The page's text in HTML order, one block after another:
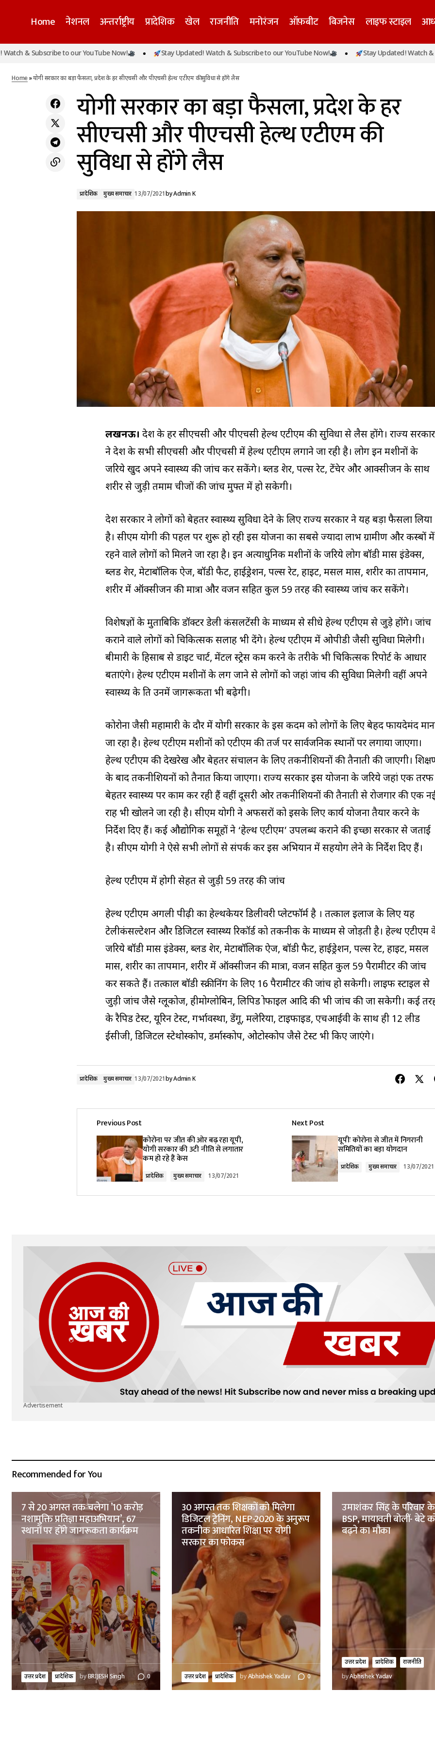
Home नेशनल अन्तर्राष्ट्रीय प्रादेशिक खेल राजनीति मनोरंजन ऑफ़बीट बिजनेस लाइफ स्टाइल
कोरोना पर जीत की ओर बढ़ रहा यूपी, योगी सरकार की
प्रादेशिक
योगी सरकार का बड़ा फैसला, प्रदेश के हर सीएचसी और पीएचसी
Subscribe to our YouTube Now! Stay Updated! Watch & Subscribe to our YouTube Now! Stay Updated! Watch &
Home»योगी सरकार का बड़ा फैसला, प्रदेश के हर सीएचसी और पीएचसी हेल्‍थ एटीएम की सुविधा से होंगे लैस
योगी सरकार का बड़ा फैसला, प्रदेश के हर
सीएचसी और पीएचसी हेल्‍थ एटीएम की
सुविधा से होंगे लैस
प्रादेशिक मुख्य समाचार 13/07/2021byAdmin K
लखनऊ। प्रदेश के हर सीएचसी और पीएचसी हेल्‍थ एटीएम की सुविधा से लैस होंगे। राज्‍य सरकार
ने प्रदेश के सभी सीएचसी और पीएचसी में हेल्‍थ एटीएम लगाने जा रही है। लोग इन मशीनों के
जरिये खुद अपने स्‍वास्‍थ्‍य की जांच कर सकेंगे। ब्‍लड प्रेशर, पल्‍स रेट, टेंप्रेचर और आक्‍सीजन के साथ
शरीर से जुड़ी तमाम चीजों की जांच मुफ्त में हो सकेगी।
प्रदेश सरकार ने लोगों को बेहतर स्‍वास्‍थ्‍य सुविधा देने के लिए राज्‍य सरकार ने यह बड़ा फैसला लिया
है। सीएम योगी की पहल पर शुरू हो रही इस योजना का सबसे ज्‍यादा लाभ ग्रामीण और कस्‍बों में
रहने वाले लोगों को मिलने जा रहा है। इन अत्याधुनिक मशीनों के जरिये लोग बॉडी मास इंडेक्स,
ब्लड प्रेशर, मेटाबॉलिक ऐज, बॉडी फैट, हाईड्रेशन, पल्स रेट, हाइट, मसल मास, शरीर का तापमान,
शरीर में ऑक्सीजन की मात्रा और वजन सहित कुल 59 तरह की स्‍वास्‍थ्‍य जांच कर सकेंगे।
विशेषज्ञों के मुताबिक‍ि डॉक्टर डेली कंसलटेंसी के माध्यम से सीधे हेल्थ एटीएम से जुड़े होंगे। जांच
कराने वाले लोगों को चिकित्‍सक सलाह भी देंगे। हेल्‍थ एटीएम में ओपीडी जैसी सुविधा मिलेगी।
बीमारी के हिसाब से डाइट चार्ट, मेंटल स्ट्रेस कम करने के तरीके भी चिकित्‍सक रिपोर्ट के आधार
बताएंगे। हेल्‍थ एटीएम मशीनों के लग जाने से लोगों को जहां जांच की सुविधा मिलेगी वहीं अपने
स्‍वास्‍थ्‍य के प्रति उनमें जागरूकता भी बढ़ेगी।
कोरोना जैसी महामारी के दौर में योगी सरकार के इस कदम को लोगों के लिए बेहद फायदेमंद
जा रहा है। हेल्‍थ एटीएम मशीनों को एटीएम की तर्ज पर सार्वजनिक स्‍थानों पर लगाया जाएगा।
हेल्‍थ एटीएम की देखरेख और बेहतर संचालन के लिए तकनीशियनों की तैनाती की जाएगी।
के बाद तकनीशियनों को तैनात किया जाएगा। राज्‍य सरकार इस योजना के जरिये जहां एक तरफ
बेहतर स्‍वास्‍थ्‍य पर काम कर रही हैं वहीं दूसरी ओर तकनीशियनों की तैनाती से रोजगार की एक
राह भी खोलने जा रही है। सीएम योगी ने अफसरों को इसके लिए कार्य योजना तैयार करने के
निर्देश दिए हैं। कई औद्योगिक समूहों ने ‘हेल्थ एटीएम’ उपलब्ध कराने की इच्‍छा सरकार से जताई
है। सीएम योगी ने ऐसे सभी लोगों से संपर्क कर इस अभियान में सहयोग लेने के निर्देश दिए हैं।
हेल्‍थ एटीएम में होगी सेहत से जुड़ी 59 तरह की जांच
हेल्‍थ एटीएम अगली पीढ़ी का हेल्थकेयर डिलीवरी प्लेटफॉर्म है । तत्‍काल इलाज के लिए यह
टेलीकंसल्टेशन और डिजिटल स्वास्थ्य रिकॉर्ड को तकनीक के माध्‍यम से जोड़ती है। हेल्‍थ एटीएम
जरिये बॉडी मास इंडेक्स, ब्लड प्रेशर, मेटाबॉलिक ऐज, बॉडी फैट, हाईड्रेशन, पल्स रेट, हाइट, मसल
मास, शरीर का तापमान, शरीर में ऑक्सीजन की मात्रा, वजन सहित कुल 59 पैरामीटर की जांच
कर सकते हैं। तत्काल बॉडी स्क्रीनिंग के लिए 16 पैरामीटर की जांच हो सकेगी। लाइफ स्‍टाइल से
जुड़ी जांच जैसे ग्लूकोज, हीमोग्लोबिन, लिपिड प्रोफाइल आदि की भी जांच की जा सकेगी। कई
के रैपिड टेस्ट, यूरिन टेस्‍ट, गर्भावस्था, डेंगू, मलेरिया, टाइफाइड, एचआईवी के साथ ही 12 लीड
ईसीजी, डिजिटल स्टेथोस्कोप, डर्मास्कोप, ओटोस्कोप जैसे टेस्‍ट भी किए जाएंगे।
प्रादेशिक मुख्य समाचार 13/07/2021byAdmin K
Previous Post
कोरोना पर जीत की ओर बढ़ रहा यूपी,
योगी सरकार की 3टी नीति से लगातार
कम हो रहे हैं केस
प्रादेशिक मुख्य समाचार 13/07/2021
Next Post
यूपीः कोरोना से जीत में निगरानी
समितियों का बड़ा योगदान
प्रादेशिक मुख्य समाचार 13/07/2021
Advertisement
Recommended for You
7 से 20 अगस्त तक चलेगा ’10 करोड़
नशामुक्ति प्रतिज्ञा महाअभियान’, 67
स्थानों पर होंगे जागरूकता कार्यक्रम
उत्तर प्रदेश प्रादेशिक byBRIJESH Singh 0
30 अगस्त तक शिक्षकों को मिलेगा
डिजिटल ट्रेनिंग, NEP-2020 के अनुरूप
तकनीक आधारित शिक्षा पर योगी
सरकार का फोकस
उत्तर प्रदेश प्रादेशिक byAbhishek Yadav 0
उमाशंकर सिंह के परिवार
BSP, मायावती बोलीं-
बढ़ने का मौका
उत्तर प्रदेश प्रादेशिक
राजनीति
byAbhishek Yadav